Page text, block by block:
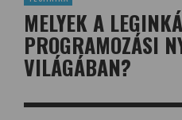
MELYEK A
PROGRAMOZÁSI
VILÁGÁBAN?